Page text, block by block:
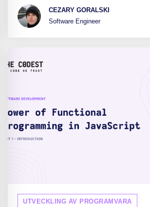
CEZARY GORALSKI
Software Engineer
UTVECKLING AV PROGRAMVARA